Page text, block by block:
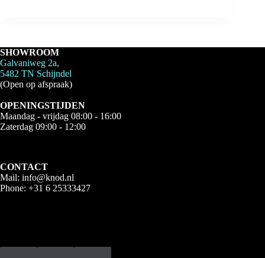
SHOWROOM
Galvaniweg 2a,
5482 TN Schijndel
(Open op afspraak)
OPENINGSTIJDEN
Maandag - vrijdag 08:00 - 16:00
Zaterdag 09:00 - 12:00
CONTACT
Mail: info@knod.nl
Phone: +31 6 25333427